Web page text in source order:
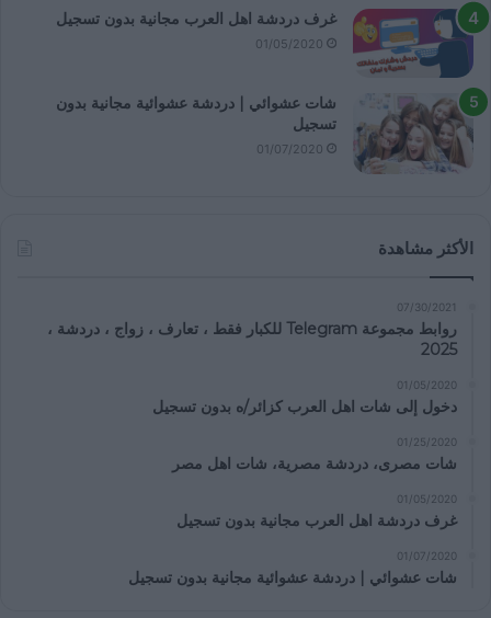
غرف دردشة اهل العرب مجانية بدون تسجيل
01/05/2020
شات عشوائي | دردشة عشوائية مجانية بدون
تسجيل
01/07/2020
الأكثر مشاهدة
07/30/2021
روابط مجموعة Telegram للكبار فقط ، تعارف ، زواج ، دردشة ،
2025
01/05/2020
دخول إلى شات اهل العرب كزائر/ه بدون تسجيل
01/25/2020
شات مصرى، دردشة مصرية، شات اهل مصر
01/05/2020
غرف دردشة اهل العرب مجانية بدون تسجيل
01/07/2020
شات عشوائي | دردشة عشوائية مجانية بدون تسجيل